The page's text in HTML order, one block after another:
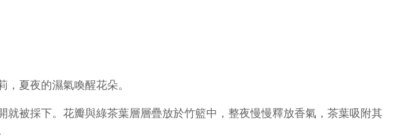
夏夜的濕氣喚醒花朵。
被採下。花瓣與綠茶葉層層疊放於竹籃中，整夜慢慢釋放香氣，茶葉吸附其